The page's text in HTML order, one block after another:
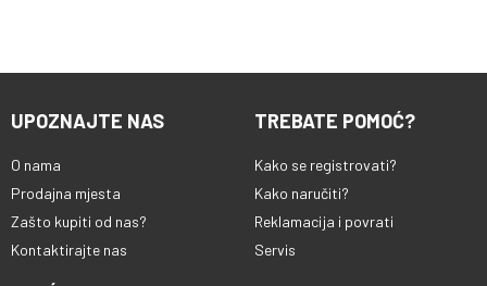
UPOZNAJTE NAS
O nama
Prodajna mjesta
Zašto kupiti od nas?
Kontaktirajte nas
TREBATE POMOĆ?
Kako se registrovati?
Kako naručiti?
Reklamacija i povrati
Servis